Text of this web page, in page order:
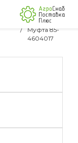
/
Муфта 85-
4604017